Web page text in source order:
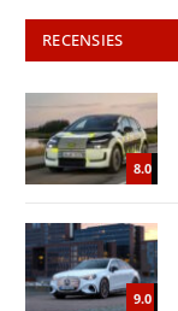
RECENSIES
8.0
9.0